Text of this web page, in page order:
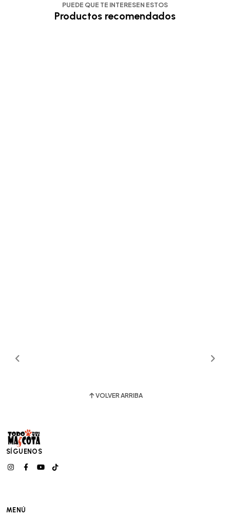
PUEDE QUE TE INTERESEN ESTOS
Productos recomendados
VOLVER ARRIBA
SÍGUENOS
MENÚ